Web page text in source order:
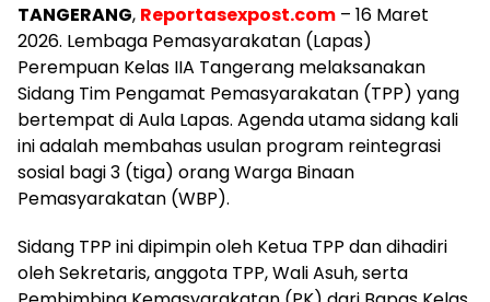
TANGERANG, Reportasexpost.com – 16 Maret
2026. Lembaga Pemasyarakatan (Lapas)
Perempuan Kelas IIA Tangerang melaksanakan
Sidang Tim Pengamat Pemasyarakatan (TPP) yang
bertempat di Aula Lapas. Agenda utama sidang kali
ini adalah membahas usulan program reintegrasi
sosial bagi 3 (tiga) orang Warga Binaan
Pemasyarakatan (WBP).
Sidang TPP ini dipimpin oleh Ketua TPP dan dihadiri
oleh Sekretaris, anggota TPP, Wali Asuh, serta